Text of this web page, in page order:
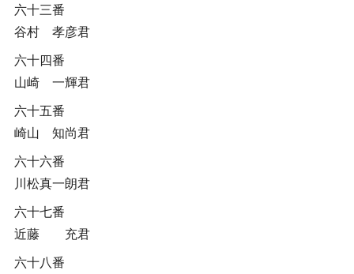
六十三番
谷村 孝彦君
六十四番
山崎 一輝君
六十五番
崎山 知尚君
六十六番
川松真一朗君
六十七番
近藤 充君
六十八番